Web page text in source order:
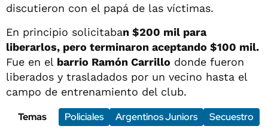
discutieron con el papá de las víctimas.
En principio solicitaban $200 mil para
liberarlos, pero terminaron aceptando $100 mil.
Fue en el barrio Ramón Carrillo donde fueron
liberados y trasladados por un vecino hasta el
campo de entrenamiento del club.
Temas
Policiales Argentinos Juniors Secuestro